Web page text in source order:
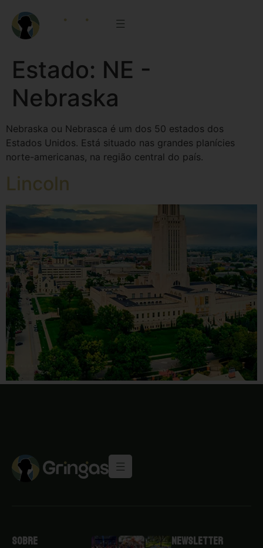
Estado: NE -
Nebraska
Nebraska ou Nebrasca é um dos 50 estados dos
Estados Unidos. Está situado nas grandes planícies
norte-americanas, na região central do país.
Lincoln
Sobre Newsletter